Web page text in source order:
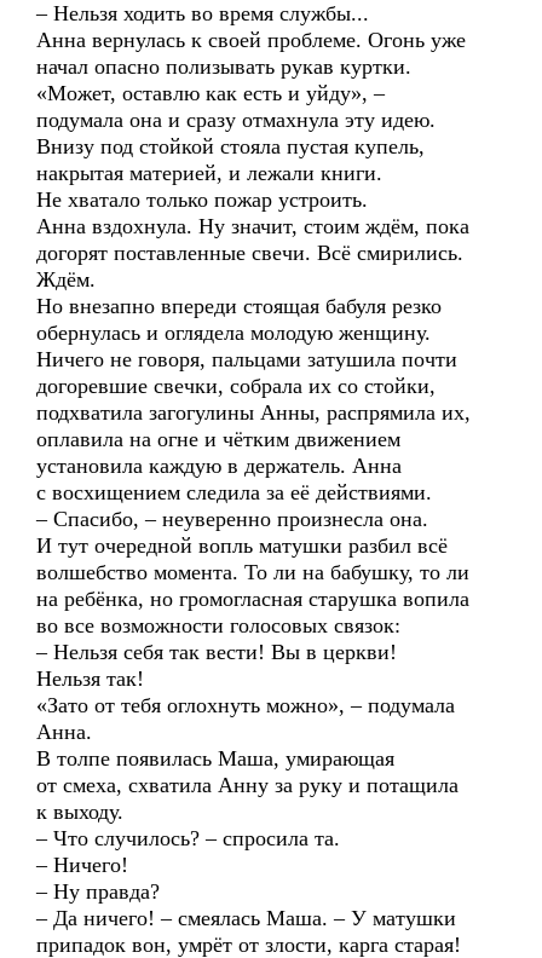
– Нельзя ходить во время службы...
Анна вернулась к своей проблеме. Огонь уже
начал опасно полизывать рукав куртки.
«Может, оставлю как есть и уйду», –
подумала она и сразу отмахнула эту идею.
Внизу под стойкой стояла пустая купель,
накрытая материей, и лежали книги.
Не хватало только пожар устроить.
Анна вздохнула. Ну значит, стоим ждём, пока
догорят поставленные свечи. Всё смирились.
Ждём.
Но внезапно впереди стоящая бабуля резко
обернулась и оглядела молодую женщину.
Ничего не говоря, пальцами затушила почти
догоревшие свечки, собрала их со стойки,
подхватила загогулины Анны, распрямила их,
оплавила на огне и чётким движением
установила каждую в держатель. Анна
с восхищением следила за её действиями.
– Спасибо, – неуверенно произнесла она.
И тут очередной вопль матушки разбил всё
волшебство момента. То ли на бабушку, то ли
на ребёнка, но громогласная старушка вопила
во все возможности голосовых связок:
– Нельзя себя так вести! Вы в церкви!
Нельзя так!
«Зато от тебя оглохнуть можно», – подумала
Анна.
В толпе появилась Маша, умирающая
от смеха, схватила Анну за руку и потащила
к выходу.
– Что случилось? – спросила та.
– Ничего!
– Ну правда?
– Да ничего! – смеялась Маша. – У матушки
припадок вон, умрёт от злости, карга старая!